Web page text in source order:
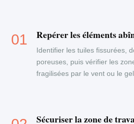
Repérer les éléments
Identifier les tuiles fissurées,
poreuses, puis vérifier les
fragilisées par le vent ou le gel.
Sécuriser la zone de